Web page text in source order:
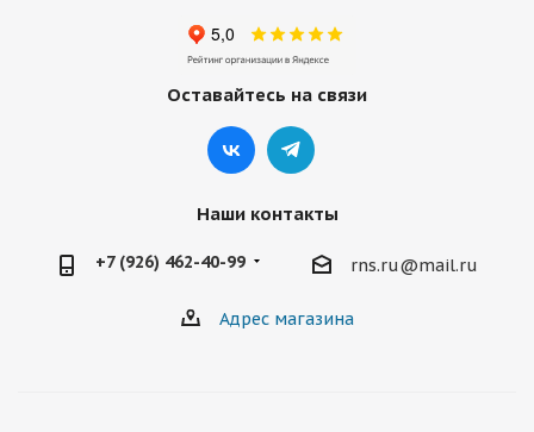
Оставайтесь на связи
Наши контакты
+7 (926) 462-40-99 rns.ru@mail.ru
Адрес магазина